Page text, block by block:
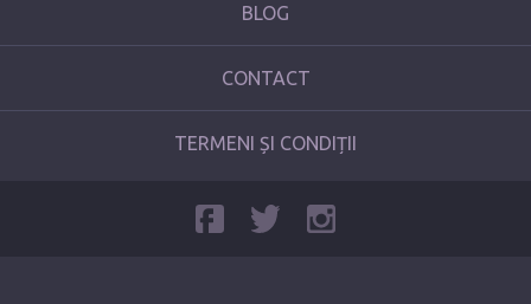
BLOG
CONTACT
TERMENI ȘI CONDIȚII